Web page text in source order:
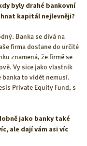
byly drahé bankovní
kapitál nejlevněji?
Banka se dívá na
firma dostane do určité
znamená, že firmě se
Vy sice jako vlastník
banka to vidět nemusí.
Private Equity Fund, s
jako banky také
ale dají vám asi víc